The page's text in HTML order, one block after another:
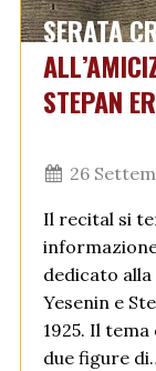
SERATA
STEPAN
26
Il recital si
dedicato
Yesenin e
1925. Il
due figure